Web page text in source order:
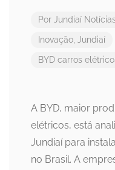
Por Jundiaí Notícias
Inovação, Jundiaí
BYD carros
A BYD, maior
elétricos, está
Jundiaí para
no Brasil. A